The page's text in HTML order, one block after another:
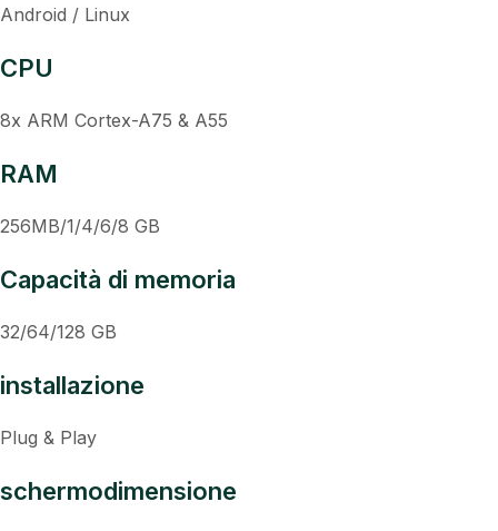
Android / Linux
CPU
8x ARM Cortex-A75 & A55
RAM
256MB/1/4/6/8 GB
Capacità di memoria
32/64/128 GB
installazione
Plug & Play
schermodimensione